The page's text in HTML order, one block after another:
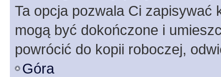
Ta opcja pozwala Ci zapisywać
mogą być dokończone i
powrócić do kopii roboczej,
Góra